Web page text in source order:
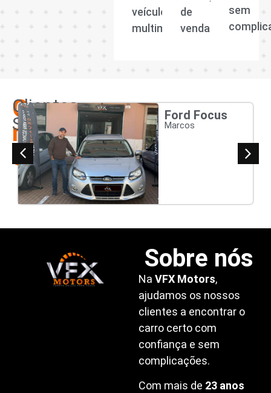
veículos
multimarcas.
de
venda.
sem
Os
nossos
clientes
Clientes
Satisfeitos
Ford Focus
Marcos
Sobre nós
NaVFX Motors,
ajudamos os nossos
clientes a encontrar o
carro certo com
confiança e sem
complicações.
Com mais de 23 anos